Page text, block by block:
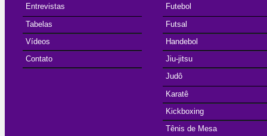
Entrevistas
Tabelas
Vídeos
Contato
Futebol
Futsal
Handebol
Jiu-jitsu
Judô
Karatê
Kickboxing
Tênis de Mesa